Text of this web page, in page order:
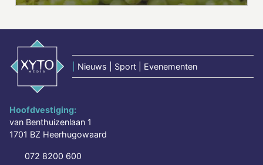
Nieuws | Sport | Evenementen
Hoofdvestiging:
van Benthuizenlaan 1
1701 BZ Heerhugowaard
072 8200 600